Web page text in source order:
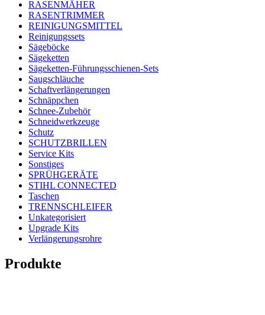
RASENMÄHER
RASENTRIMMER
REINIGUNGSMITTEL
Reinigungssets
Sägeböcke
Sägeketten
Sägeketten-Führungsschienen-Sets
Saugschläuche
Schaftverlängerungen
Schnäppchen
Schnee-Zubehör
Schneidwerkzeuge
Schutz
SCHUTZBRILLEN
Service Kits
Sonstiges
SPRÜHGERÄTE
STIHL CONNECTED
Taschen
TRENNSCHLEIFER
Unkategorisiert
Upgrade Kits
Verlängerungsrohre
Produkte